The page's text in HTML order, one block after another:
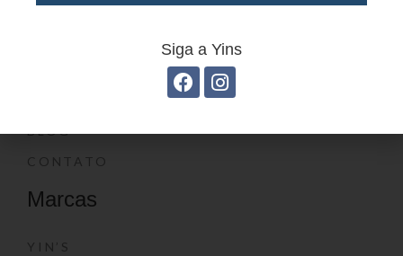
PRODUTOS
BLOG
CONTATO
Marcas
YIN’S
Siga a Yins